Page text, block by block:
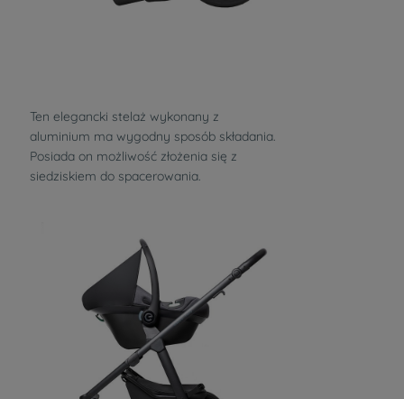
Ten elegancki stelaż wykonany z
aluminium ma wygodny sposób składania.
Posiada on możliwość złożenia się z
siedziskiem do spacerowania.